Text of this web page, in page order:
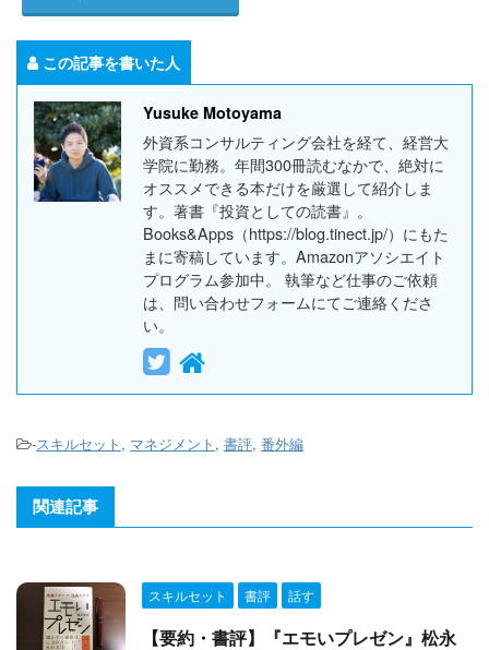
この記事を書いた人
Yusuke Motoyama
外資系コンサルティング会社を経て、経営大
学院に勤務。年間300冊読むなかで、絶対に
オススメできる本だけを厳選して紹介しま
す。著書『投資としての読書』。
Books&Apps（https://blog.tinect.jp/）にもた
まに寄稿しています。Amazonアソシエイト
プログラム参加中。 執筆など仕事のご依頼
は、問い合わせフォームにてご連絡くださ
い。
-スキルセット , マネジメント , 書評, 番外編
関連記事
スキルセット 書評 話す
【要約・書評】『エモいプレゼン』松永